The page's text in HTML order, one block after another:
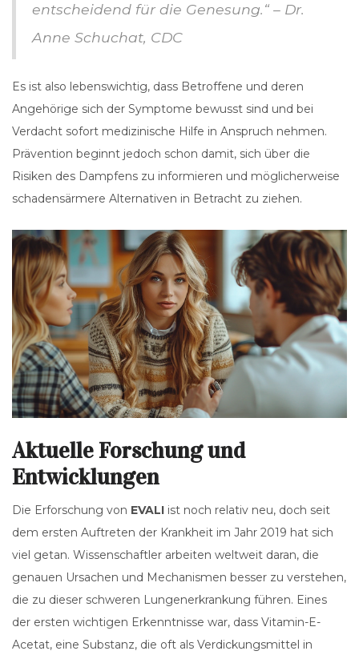
entscheidend für die Genesung.“ – Dr.
Anne Schuchat, CDC
Es ist also lebenswichtig, dass Betroffene und deren
Angehörige sich der Symptome bewusst sind und bei
Verdacht sofort medizinische Hilfe in Anspruch nehmen.
Prävention beginnt jedoch schon damit, sich über die
Risiken des Dampfens zu informieren und möglicherweise
schadensärmere Alternativen in Betracht zu ziehen.
Aktuelle Forschung und
Entwicklungen
Die Erforschung von EVALI ist noch relativ neu, doch seit
dem ersten Auftreten der Krankheit im Jahr 2019 hat sich
viel getan. Wissenschaftler arbeiten weltweit daran, die
genauen Ursachen und Mechanismen besser zu verstehen,
die zu dieser schweren Lungenerkrankung führen. Eines
der ersten wichtigen Erkenntnisse war, dass Vitamin-E-
Acetat, eine Substanz, die oft als Verdickungsmittel in